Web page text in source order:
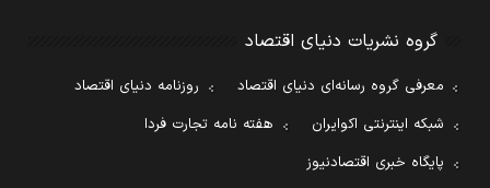
گروه نشریات دنیای اقتصاد
معرفی گروه رسانه‌ای دنیای اقتصاد
روزنامه دنیای اقتصاد
شبکه اینترنتی اکوایران
هفته نامه تجارت فردا
پایگاه خبری اقتصادنیوز